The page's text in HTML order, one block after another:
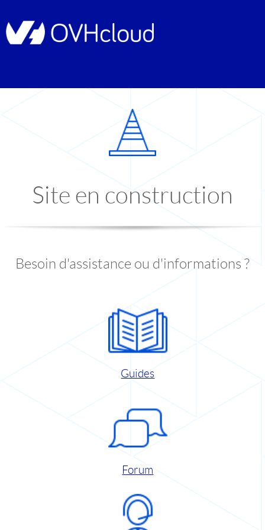
Site en construction
Besoin d'assistance ou d'informations ?
Guides
Forum